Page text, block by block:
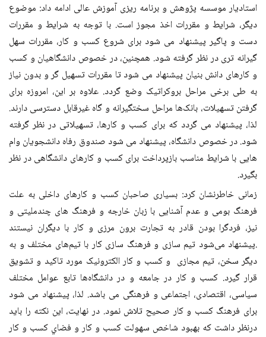
استادیار موسسه پژوهش و برنامه ریزی آموزش عالی ادامه داد: موضوع
دیگر، شرایط و مقررات اخذ مجوز است. با توجه به شرایط و مقررات
دست و پاگیر پیشنهاد می ‌‌شود برای شروع کسب و کار، مقررات سهل
‌‌گیرانه ‌‌تری در نظر گرفته شود. همچنین، در خصوص دانشگاهیان و کسب
و کارهای دانش ‌‌بنیان پیشنهاد می ‌‌شود تا مقررات تسهیل ‌‌گر و بدون نیاز
به طی برخی مراحل بروکراتیک وضع گردد. علاوه بر این، امروزه برای
گرفتن تسهیلات، بانک‌ها مراحل سختگیرانه و گاه غیرقابل دسترسی دارند.
لذا، پیشنهاد می ‌‌گردد که برای کسب و کارها، تسهیلاتی در نظر گرفته
شود. در خصوص دانشگاه، پیشنهاد می ‌‌شود صندوق رفاه دانشجویان وام
‌‌هایی با شرایط مناسب بازپرداخت برای کسب و کارهای دانشگاهی در نظر
بگیرد.
زمانی خاطرنشان کرد: بسیاری صاحبان کسب و کارهای داخلی به ‌‌علت
فرهنگ بومی و عدم آشنایی با زبان خارجه و فرهنگ ‌‌های چندملیتی و
نیز، فردگرا بودن قادر به تجارت برون ‌‌مرزی و کار با دیگران نیستند
.پیشنهاد می‌شود تیم ‌‌سازی و فرهنگ ‌‌سازی کار با تیم‌های مختلف و به
دیگر سخن، تیم مجازی و کسب و کار الکترونیک مورد تاکید و تشویق
قرار گیرد. کسب و کار در جامعه و در دانشگاه‌ها تابع عوامل مختلف
سیاسی، اقتصادی، اجتماعی و فرهنگی می ‌‌باشد. لذا، پیشنهاد می ‌‌شود
برای فرهنگ کسب و کار صحیح تلاش نمود. در نهایت، این نکته را باید
درنظر داشت که بهبود شاخص سهولت کسب و کار و فضاي كسب و كار